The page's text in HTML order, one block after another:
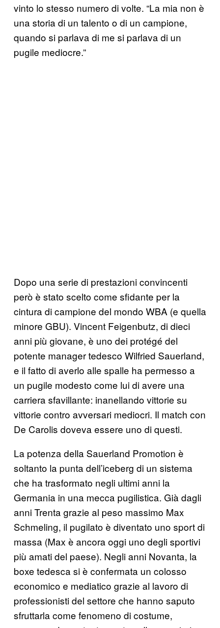
vinto lo stesso numero di volte. “La mia non è
una storia di un talento o di un campione,
quando si parlava di me si parlava di un
pugile mediocre.”
Dopo una serie di prestazioni convincenti
però è stato scelto come sfidante per la
cintura di campione del mondo WBA (e quella
minore GBU). Vincent Feigenbutz, di dieci
anni più giovane, è uno dei protégé del
potente manager tedesco Wilfried Sauerland,
e il fatto di averlo alle spalle ha permesso a
un pugile modesto come lui di avere una
carriera sfavillante: inanellando vittorie su
vittorie contro avversari mediocri. Il match con
De Carolis doveva essere uno di questi.
La potenza della Sauerland Promotion è
soltanto la punta dell’iceberg di un sistema
che ha trasformato negli ultimi anni la
Germania in una mecca pugilistica. Già dagli
anni Trenta grazie al peso massimo Max
Schmeling, il pugilato è diventato uno sport di
massa (Max è ancora oggi uno degli sportivi
più amati del paese). Negli anni Novanta, la
boxe tedesca si è confermata un colosso
economico e mediatico grazie al lavoro di
professionisti del settore che hanno saputo
sfruttarla come fenomeno di costume,